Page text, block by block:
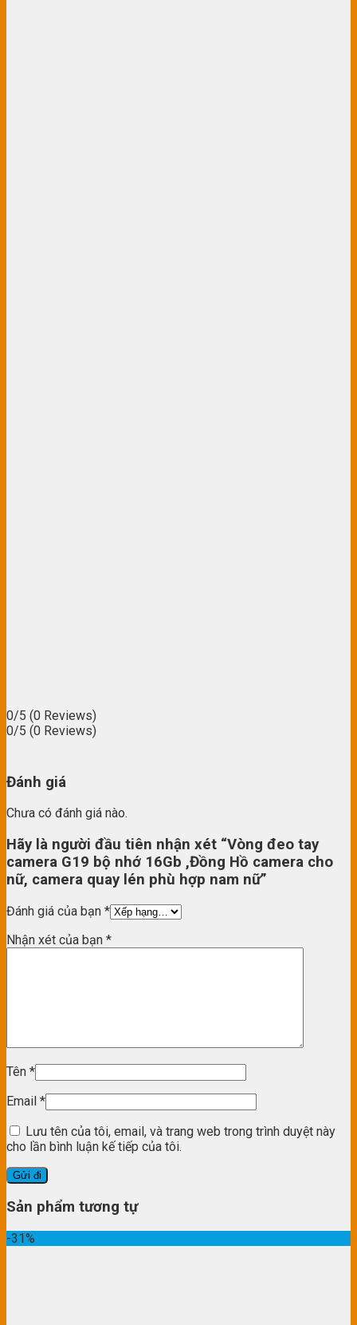
0/5 (0 Reviews)
0/5 (0 Reviews)
Đánh giá
Chưa có đánh giá nào.
Hãy là người đầu tiên nhận xét “Vòng đeo tay
camera G19 bộ nhớ 16Gb ,Đồng Hồ camera cho
nữ, camera quay lén phù hợp nam nữ”
Đánh giá của bạn *
Nhận xét của bạn *
Tên *
Email *
Lưu tên của tôi, email, và trang web trong trình duyệt này
cho lần bình luận kế tiếp của tôi.
Sản phẩm tương tự
-31%